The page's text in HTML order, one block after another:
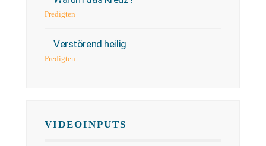
Predigten
Verstörend heilig
Predigten
VIDEOINPUTS